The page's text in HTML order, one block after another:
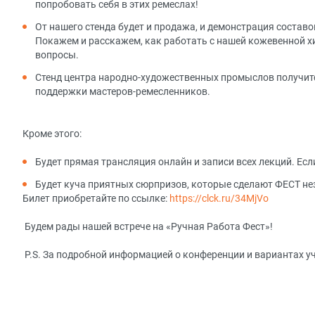
попробовать себя в этих ремеслах!
От нашего стенда будет и продажа, и демонстрация
Покажем и расскажем, как работать с нашей кожевенной
вопросы.
Стенд центра народно-художественных промыслов
поддержки мастеров-ремесленников.
Кроме этого:
Будет прямая трансляция онлайн и записи всех лекций.
Будет куча приятных сюрпризов, которые сделают ФЕСТ
Билет приобретайте по ссылке: https://clck.ru/34MjVo
Будем рады нашей встрече на «Ручная Работа Фест»!
P.S. За подробной информацией о конференции и вариантах